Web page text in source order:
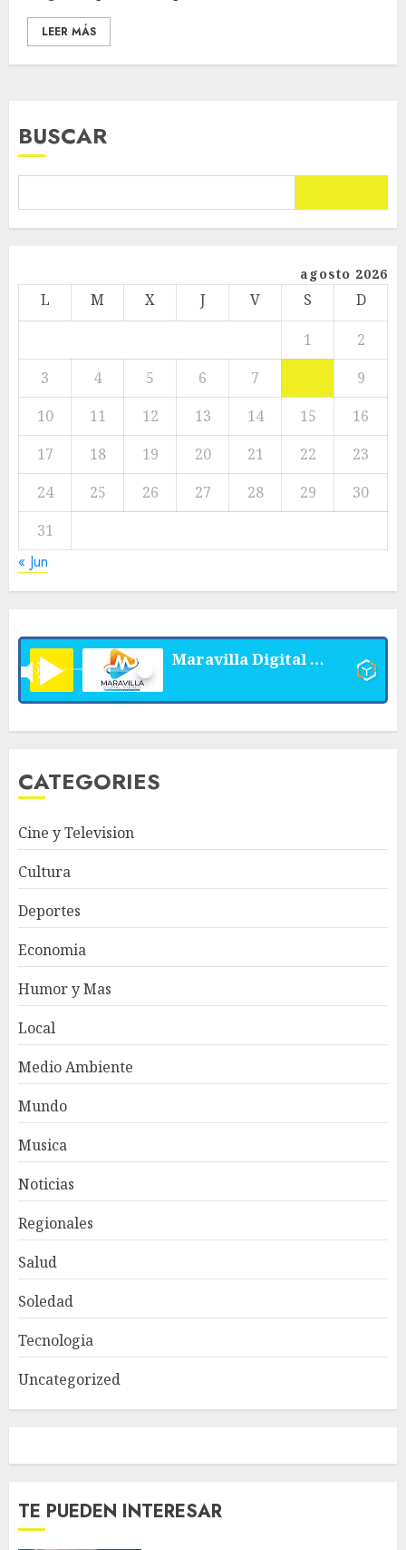
LEER MÁS
BUSCAR
agosto 2026
L M X J V S
D
1
2
3
4 5 6 7
9
10
11 12 13 14 15
16
17
18 19 20 21 22
23
24
25 26 27 28 29
30
31
« Jun
Maravilla Digital Stereo
CATEGORIES
Cine y Television
Cultura
Deportes
Economia
Humor y Mas
Local
Medio Ambiente
Mundo
Musica
Noticias
Regionales
Salud
Soledad
Tecnologia
Uncategorized
TE PUEDEN INTERESAR